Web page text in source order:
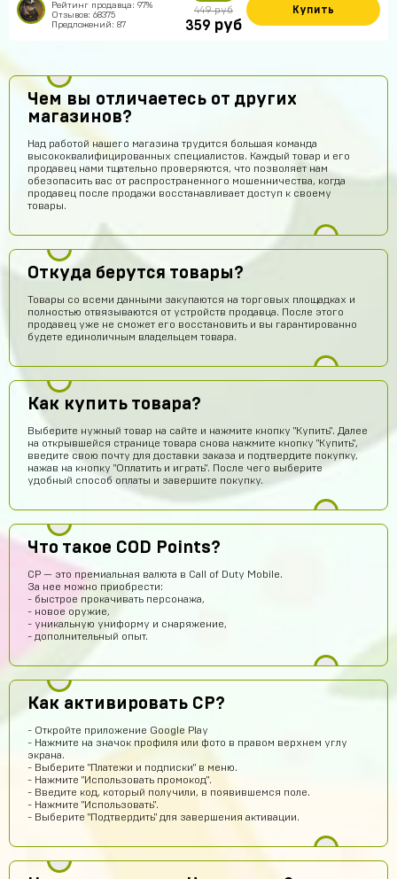
Рейтинг продавца: 97%
Отзывов: 68375
Предложений: 87
449 руб
359 руб
Купить
Чем вы отличаетесь от других
магазинов?
Над работой нашего магазина трудится большая команда
высококвалифицированных специалистов. Каждый товар и его
продавец нами тщательно проверяются, что позволяет нам
обезопасить вас от распространенного мошенничества, когда
продавец после продажи восстанавливает доступ к своему
товары.
Откуда берутся товары?
Товары со всеми данными закупаются на торговых площадках и
полностью отвязываются от устройств продавца. После этого
продавец уже не сможет его восстановить и вы гарантированно
будете единоличным владельцем товара.
Как купить товара?
Выберите нужный товар на сайте и нажмите кнопку "Купить". Далее
на открывшейся странице товара снова нажмите кнопку "Купить",
введите свою почту для доставки заказа и подтвердите покупку,
нажав на кнопку "Оплатить и играть". После чего выберите
удобный способ оплаты и завершите покупку.
Что такое COD Points?
CP — это премиальная валюта в Call of Duty Mobile.
За нее можно приобрести:
- быстрое прокачивать персонажа,
- новое оружие,
- уникальную униформу и снаряжение,
- дополнительный опыт.
Как активировать CP?
- Откройте приложение Google Play
- Нажмите на значок профиля или фото в правом верхнем углу
экрана.
- Выберите "Платежи и подписки" в меню.
- Нажмите "Использовать промокод".
- Введите код, который получили, в появившемся поле.
- Нажмите "Использовать".
- Выберите "Подтвердить" для завершения активации.
Алексей Полочанский 15 часов назад
Сябки😘 аккаунт получил сразу после оплаты
вел в гугл плей и все пришло! Я апж не поверил
Геннадий Быков
и ахуел что за такую цену не наебали
Кирилл Иванов
ой *работает*
dranik
спс
Сайт просто топ
Тёма Водянников
Всё прекрасно робит аккаунт топчик))